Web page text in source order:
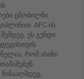
ცნობილნი
AFC-ის
ეს გუნდი
რომ ისინი